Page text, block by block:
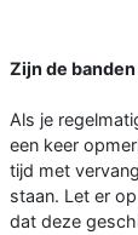
Zijn de
Als je
een keer
tijd met
staan. Let er
dat deze